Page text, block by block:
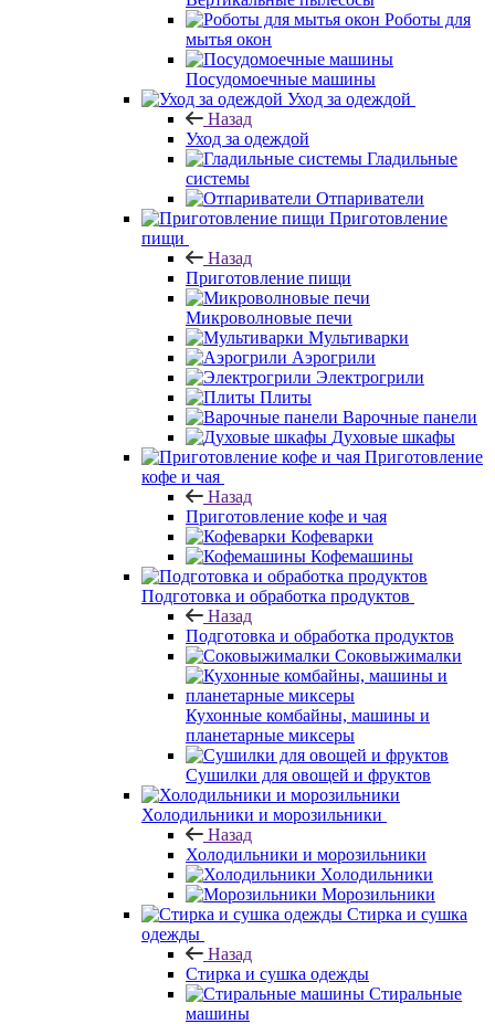
Роботы для
мытья окон
Посудомоечные машины
Уход за одеждой
Назад
Уход за одеждой
Гладильные
системы
Отпариватели
Приготовление
пищи
Назад
Приготовление пищи
Микроволновые печи
Мультиварки
Аэрогрили
Электрогрили
Плиты
Варочные панели
Духовые шкафы
Приготовление
кофе и чая
Назад
Приготовление кофе и чая
Кофеварки
Кофемашины
Подготовка и обработка продуктов
Назад
Подготовка и обработка продуктов
Соковыжималки
Кухонные комбайны, машины и
планетарные миксеры
Сушилки для овощей и фруктов
Холодильники и морозильники
Назад
Холодильники и морозильники
Холодильники
Морозильники
Стирка и сушка
одежды
Назад
Стирка и сушка одежды
Стиральные
машины